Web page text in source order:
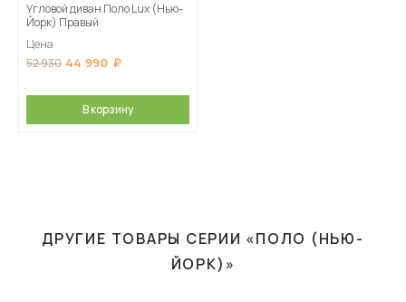
Угловой диван Поло Lux (Нью-
Йорк) Правый
Цена
52 930 44 990
В корзину
ДРУГИЕ ТОВАРЫ СЕРИИ «ПОЛО (НЬЮ-
ЙОРК)»